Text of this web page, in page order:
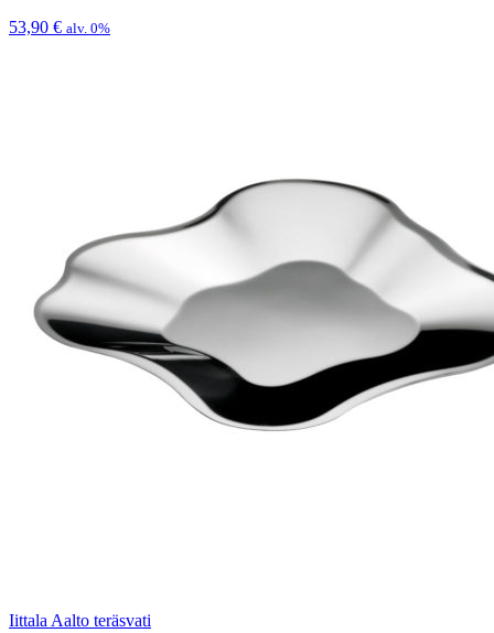
53,90 € alv. 0%
Iittala Aalto teräsvati